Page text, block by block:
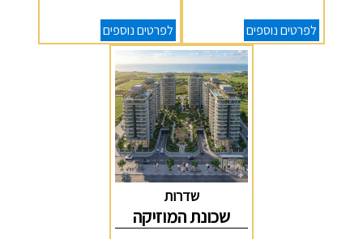
לפרטים נוספים לפרטים נוספים
שדרות
שכונת המוזיקה